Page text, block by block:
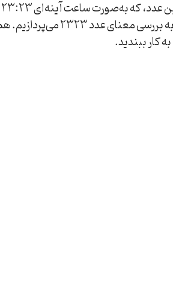
ارتباط این عدد با یوگا،
کار ببندید.